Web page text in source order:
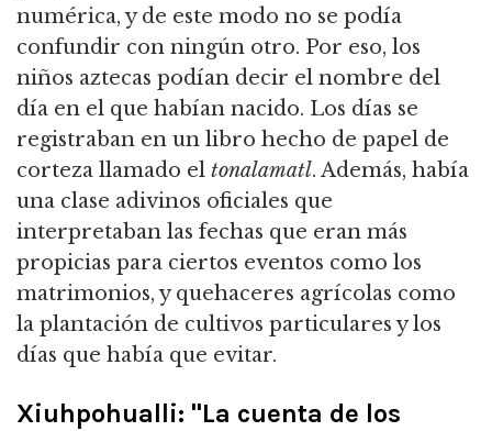
numérica, y de este modo no se podía
confundir con ningún otro. Por eso, los
niños aztecas podían decir el nombre del
día en el que habían nacido. Los días se
registraban en un libro hecho de papel de
corteza llamado el tonalamatl. Además, había
una clase adivinos oficiales que
interpretaban las fechas que eran más
propicias para ciertos eventos como los
matrimonios, y quehaceres agrícolas como
la plantación de cultivos particulares y los
días que había que evitar.
Xiuhpohualli: "La cuenta de los